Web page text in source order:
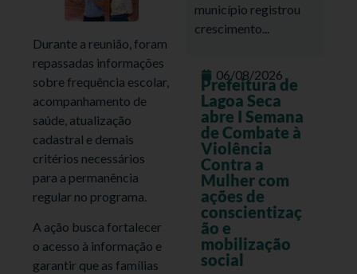
Durante a reunião, foram
repassadas informações
sobre frequência escolar,
acompanhamento de
saúde, atualização
cadastral e demais
critérios necessários
para a permanência
regular no programa.
A ação busca fortalecer
o acesso à informação e
garantir que as famílias
município registrou
crescimento...
06/08/2026
Prefeitura de
Lagoa Seca
abre I Semana
de Combate à
Violência
Contra a
Mulher com
ações de
conscientizaç
ão e
mobilização
social